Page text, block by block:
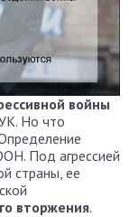
войны
Но что
Под агрессией
страны, ее
вторжения.